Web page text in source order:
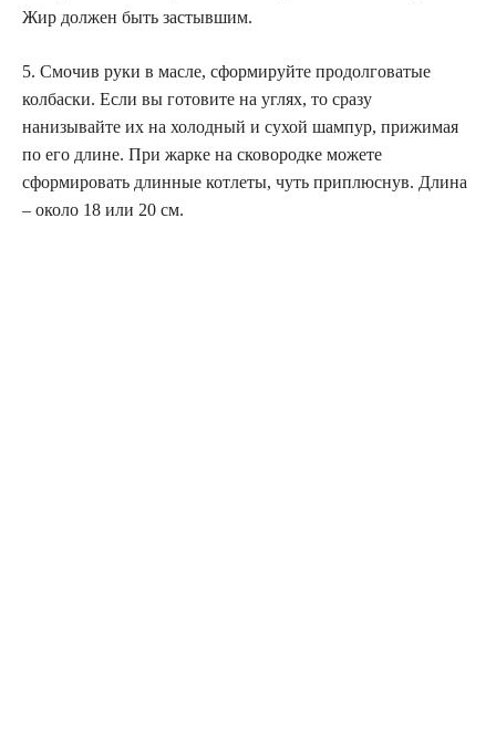
Жир должен быть застывшим.
5. Смочив руки в масле, сформируйте продолговатые
колбаски. Если вы готовите на углях, то сразу
нанизывайте их на холодный и сухой шампур, прижимая
по его длине. При жарке на сковородке можете
сформировать длинные котлеты, чуть приплюснув. Длина
– около 18 или 20 см.